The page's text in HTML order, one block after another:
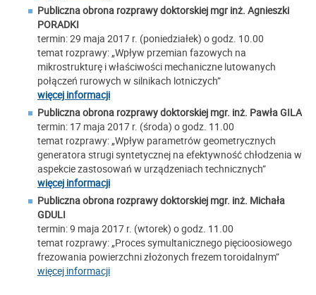
Publiczna obrona rozprawy doktorskiej mgr inż. Agnieszki
PORADKI
termin: 29 maja 2017 r. (poniedziałek) o godz. 10.00
temat rozprawy: „Wpływ przemian fazowych na
mikrostrukturę i właściwości mechaniczne lutowanych
połączeń rurowych w silnikach lotniczych”
więcej informacji
Publiczna obrona rozprawy doktorskiej mgr. inż. Pawła GILA
termin: 17 maja 2017 r. (środa) o godz. 11.00
temat rozprawy: „Wpływ parametrów geometrycznych
generatora strugi syntetycznej na efektywność chłodzenia w
aspekcie zastosowań w urządzeniach technicznych”
więcej informacji
Publiczna obrona rozprawy doktorskiej mgr. inż. Michała
GDULI
termin: 9 maja 2017 r. (wtorek) o godz. 11.00
temat rozprawy: „Proces symultanicznego pięcioosiowego
frezowania powierzchni złożonych frezem toroidalnym”
więcej informacji